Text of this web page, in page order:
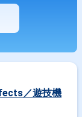
／遊技機